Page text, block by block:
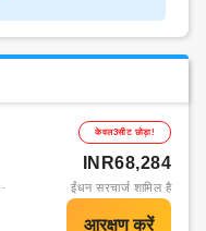
केवल3सीट छोड़ा!
INR68,284
ईंधन सरचार्ज शामिल है